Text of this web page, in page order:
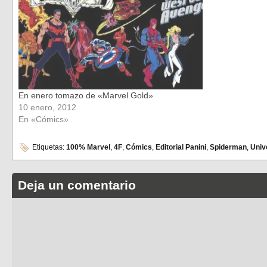
En enero tomazo de «Marvel Gold»
10 enero, 2012
En «Cómics»
Etiquetas: 100% Marvel , 4F, Cómics, Editorial Panini, Spiderman,
Deja un comentario